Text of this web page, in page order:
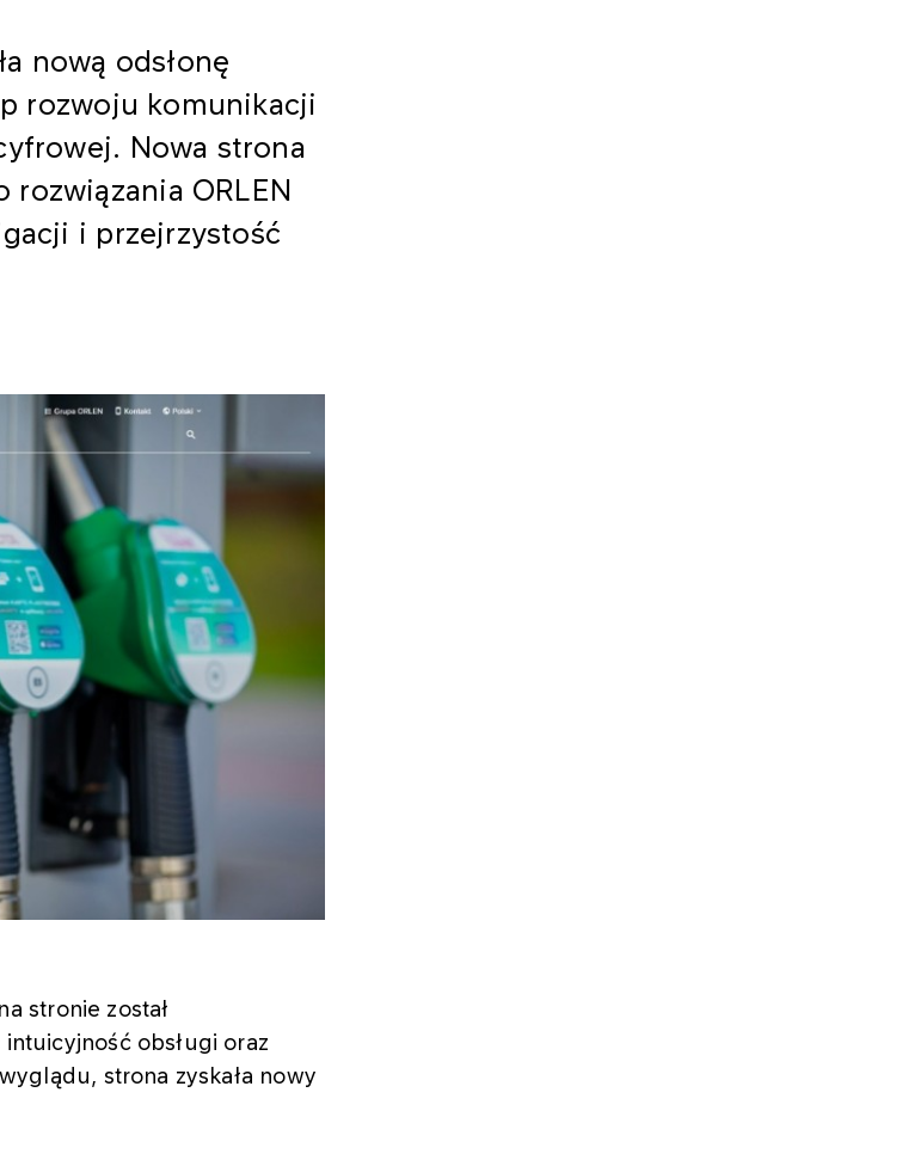
nową odsłonę
rozwoju komunikacji
Nowa strona
rozwiązania ORLEN
i przejrzystość
stronie został
obsługi oraz
strona zyskała nowy